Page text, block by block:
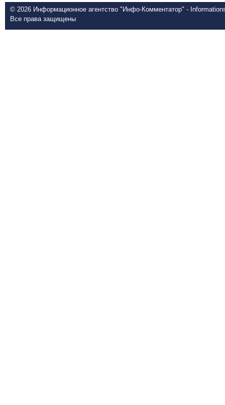
© 2026 Информационное агентство "Инфо-Комментатор" -
Все права защищены